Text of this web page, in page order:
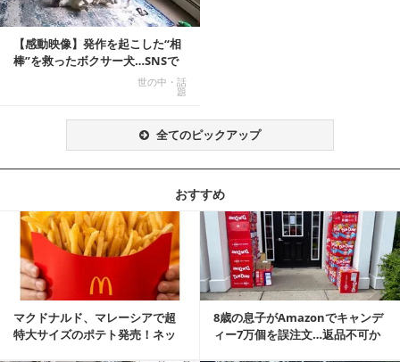
【感動映像】発作を起こした“相
棒”を救ったボクサー犬…SNSで
世の中・話
題
全てのピックアップ
おすすめ
マクドナルド、マレーシアで超
特大サイズのポテト発売！ネッ
8歳の息子がAmazonでキャンデ
ィー7万個を誤注文…返品不可か
記事を読む